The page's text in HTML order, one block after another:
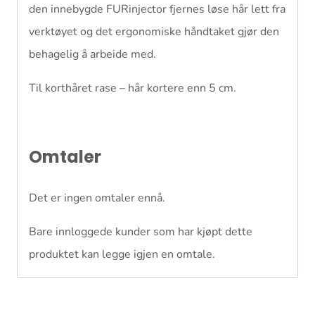
den innebygde FURinjector fjernes løse hår lett fra
verktøyet og det ergonomiske håndtaket gjør den
behagelig å arbeide med.
Til korthåret rase – hår kortere enn 5 cm.
Omtaler
Det er ingen omtaler ennå.
Bare innloggede kunder som har kjøpt dette
produktet kan legge igjen en omtale.